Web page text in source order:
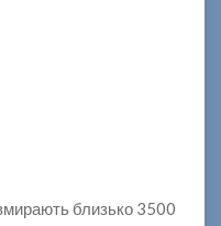
близько 3500